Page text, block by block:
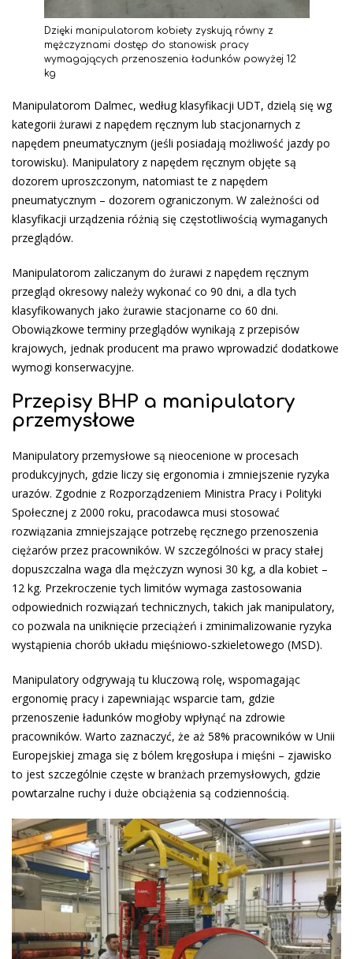
Dzięki manipulatorom kobiety zyskują równy z
mężczyznami dostęp do stanowisk pracy
wymagających przenoszenia ładunków powyżej 12
kg
Manipulatorom Dalmec, według klasyfikacji UDT, dzielą się wg
kategorii żurawi z napędem ręcznym lub stacjonarnych z
napędem pneumatycznym (jeśli posiadają możliwość jazdy po
torowisku). Manipulatory z napędem ręcznym objęte są
dozorem uproszczonym, natomiast te z napędem
pneumatycznym – dozorem ograniczonym. W zależności od
klasyfikacji urządzenia różnią się częstotliwością wymaganych
przeglądów.
Manipulatorom zaliczanym do żurawi z napędem ręcznym
przegląd okresowy należy wykonać co 90 dni, a dla tych
klasyfikowanych jako żurawie stacjonarne co 60 dni.
Obowiązkowe terminy przeglądów wynikają z przepisów
krajowych, jednak producent ma prawo wprowadzić dodatkowe
wymogi konserwacyjne.
Przepisy BHP a manipulatory
przemysłowe
Manipulatory przemysłowe są nieocenione w procesach
produkcyjnych, gdzie liczy się ergonomia i zmniejszenie ryzyka
urazów. Zgodnie z Rozporządzeniem Ministra Pracy i Polityki
Społecznej z 2000 roku, pracodawca musi stosować
rozwiązania zmniejszające potrzebę ręcznego przenoszenia
ciężarów przez pracowników. W szczególności w pracy stałej
dopuszczalna waga dla mężczyzn wynosi 30 kg, a dla kobiet –
12 kg. Przekroczenie tych limitów wymaga zastosowania
odpowiednich rozwiązań technicznych, takich jak manipulatory,
co pozwala na uniknięcie przeciążeń i zminimalizowanie ryzyka
wystąpienia chorób układu mięśniowo-szkieletowego (MSD).
Manipulatory odgrywają tu kluczową rolę, wspomagając
ergonomię pracy i zapewniając wsparcie tam, gdzie
przenoszenie ładunków mogłoby wpłynąć na zdrowie
pracowników. Warto zaznaczyć, że aż 58% pracowników w Unii
Europejskiej zmaga się z bólem kręgosłupa i mięśni – zjawisko
to jest szczególnie częste w branżach przemysłowych, gdzie
powtarzalne ruchy i duże obciążenia są codziennością​.